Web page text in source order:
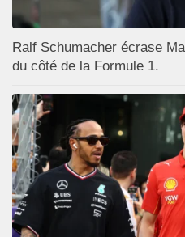
Ralf Schumacher écrase
du côté de la Formule 1.